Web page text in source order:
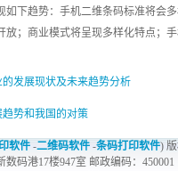
下趋势：手机二维条码标准将会
；商业模式将呈现多样化特点；
发展现状及未来趋势分析
势和我国的对策
软件 -二维码软件 -条码打印软件)
码港17楼947室 邮政编码：450001